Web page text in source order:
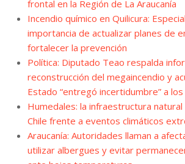
frontal en la Región de La Araucanía
Incendio químico en Quilicura:
importancia de actualizar planes de
fortalecer la prevención
Política: Diputado Teao respalda
reconstrucción del megaincendio y
Estado “entregó incertidumbre” a
Humedales: la infraestructura
Chile frente a eventos climáticos
Araucanía: Autoridades llaman a
utilizar albergues y evitar